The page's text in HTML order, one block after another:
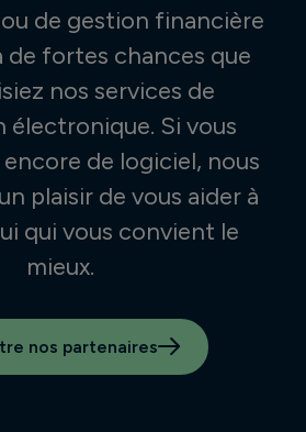
de gestion financière
de fortes chances que
nos services de
Si vous
de logiciel, nous
plaisir de vous aider à
qui vous convient le
mieux.
nos partenaires